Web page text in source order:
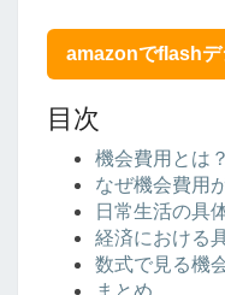
amazonでflashデ
目次
機会費用とは？
なぜ機会費用
日常生活の具
経済における
数式で見る機
まとめ